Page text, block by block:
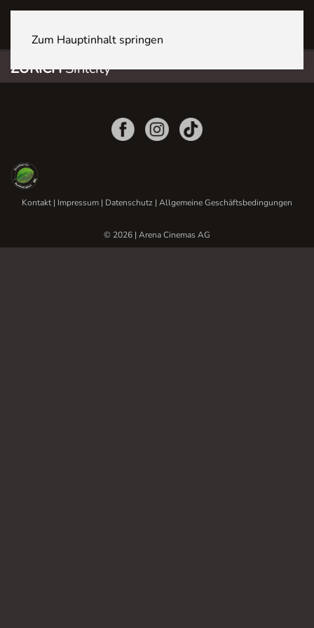
Zum Hauptinhalt springen
ZÜRICHSihlcity
Kontakt| Impressum | Datenschutz | Allgemeine Geschäftsbedingungen
© 2026 | Arena Cinemas AG